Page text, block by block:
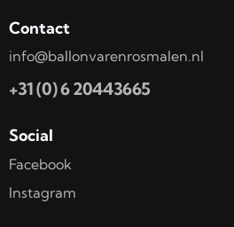
Contact
info@ballonvarenrosmalen.nl
+31 (0) 6 20443665
Social
Facebook
Instagram